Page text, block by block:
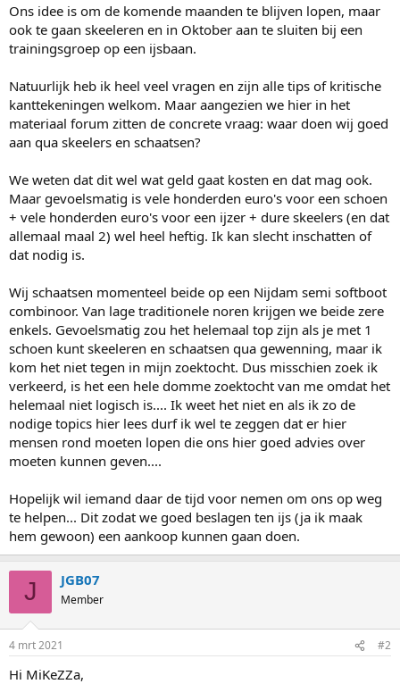
Ons idee is om de komende maanden te blijven lopen, maar
ook te gaan skeeleren en in Oktober aan te sluiten bij een
trainingsgroep op een ijsbaan.
Natuurlijk heb ik heel veel vragen en zijn alle tips of kritische
kanttekeningen welkom. Maar aangezien we hier in het
materiaal forum zitten de concrete vraag: waar doen wij goed
aan qua skeelers en schaatsen?
We weten dat dit wel wat geld gaat kosten en dat mag ook.
Maar gevoelsmatig is vele honderden euro's voor een schoen
+ vele honderden euro's voor een ijzer + dure skeelers (en dat
allemaal maal 2) wel heel heftig. Ik kan slecht inschatten of
dat nodig is.
Wij schaatsen momenteel beide op een Nijdam semi softboot
combinoor. Van lage traditionele noren krijgen we beide zere
enkels. Gevoelsmatig zou het helemaal top zijn als je met 1
schoen kunt skeeleren en schaatsen qua gewenning, maar ik
kom het niet tegen in mijn zoektocht. Dus misschien zoek ik
verkeerd, is het een hele domme zoektocht van me omdat het
helemaal niet logisch is.... Ik weet het niet en als ik zo de
nodige topics hier lees durf ik wel te zeggen dat er hier
mensen rond moeten lopen die ons hier goed advies over
moeten kunnen geven....
Hopelijk wil iemand daar de tijd voor nemen om ons op weg
te helpen... Dit zodat we goed beslagen ten ijs (ja ik maak
hem gewoon) een aankoop kunnen gaan doen.
J JGB07
Member
4 mrt 2021 #2
Hi MiKeZZa,